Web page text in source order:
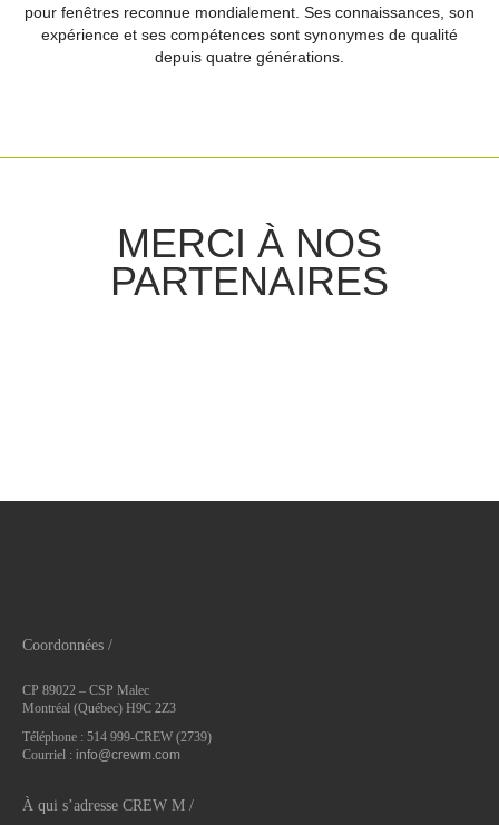
pour fenêtres reconnue mondialement. Ses connaissances, son
expérience et ses compétences sont synonymes de qualité
depuis quatre générations.
MERCI À NOS
PARTENAIRES
Coordonnées /
CP 89022 – CSP Malec
Montréal (Québec) H9C 2Z3
Téléphone : 514 999-CREW (2739)
Courriel : info@crewm.com
À qui s’adresse CREW M /